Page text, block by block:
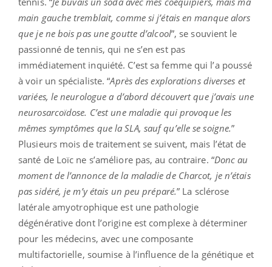
main gauche tremblait, comme si j’étais en manque alors
que je ne bois pas une goutte d’alcool”, se souvient le
passionné de tennis, qui ne s’en est pas
immédiatement inquiété. C’est sa femme qui l’a poussé
à voir un spécialiste. “Après des explorations diverses et
variées, le neurologue a d’abord découvert que j’avais une
neurosarcoïdose. C’est une maladie qui provoque les
mêmes symptômes que la SLA, sauf qu’elle se soigne.”
Plusieurs mois de traitement se suivent, mais l’état de
santé de Loïc ne s’améliore pas, au contraire. “Donc au
moment de l’annonce de la maladie de Charcot, je n’étais
pas sidéré, je m’y étais un peu préparé.” La sclérose
latérale amyotrophique est une pathologie
dégénérative dont l’origine est complexe à déterminer
pour les médecins, avec une composante
multifactorielle, soumise à l’influence de la génétique et